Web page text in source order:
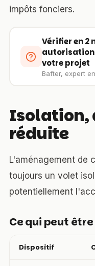
impôts fonciers.
Vérifier en 2
votre projet
Bafter, expert
Isolation,
réduite
L'aménagement de
toujours un volet
potentiellement
Ce qui peut
Dispositif